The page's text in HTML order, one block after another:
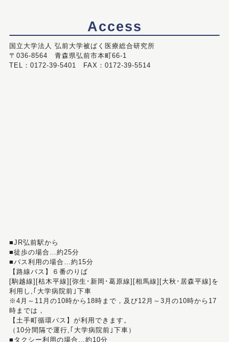
Access
国立大学法人 弘前大学被ばく医療総合研究所
〒036-8564 青森県弘前市本町66-1
TEL：0172-39-5401 FAX：0172-39-5514
■JR弘前駅から
■徒歩の場合…約25分
■バス利用の場合…約15分
【路線バス】６番のりば
[駒越線][枯木平線][弥生･新岡･葛原線][相馬線][大秋･居森平線]を
利用し,｢大学病院前｣下車
※4月～11月の10時から18時まで，及び12月～3月の10時から17
時までは，
【土手町循環バス】が利用できます。
（10分間隔で運行,｢大学病院前｣下車）
■タクシー利用の場合…約10分